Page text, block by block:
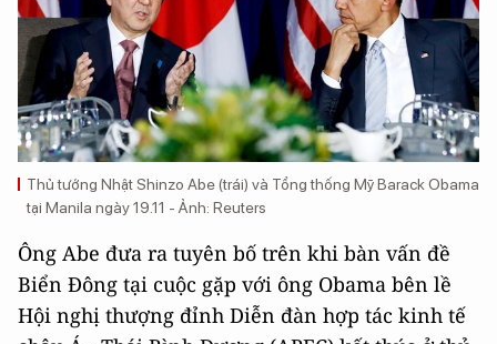
Thủ tướng Nhật Shinzo Abe (trái) và Tổng thống Mỹ Barack Obama
tại Manila ngày 19.11 - Ảnh: Reuters
Ông Abe đưa ra tuyên bố trên khi bàn vấn đề
Biển Đông tại cuộc gặp với ông Obama bên lề
Hội nghị thượng đỉnh Diễn đàn hợp tác kinh tế